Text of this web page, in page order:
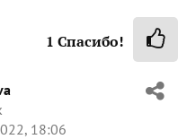
1 Спасибо!
18:06